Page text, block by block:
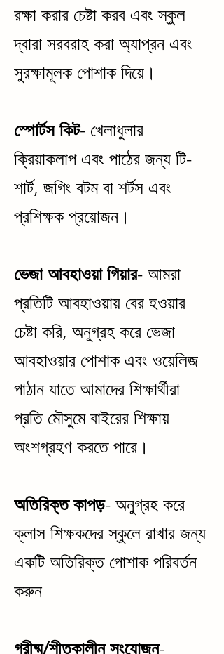
রক্ষা করার চেষ্টা করব এবং স্কুল
দ্বারা সরবরাহ করা অ্যাপ্রন এবং
সুরক্ষামূলক পোশাক দিয়ে।
স্পোর্টস কিট- খেলাধুলার
ক্রিয়াকলাপ এবং পাঠের জন্য টি-
শার্ট, জগিং বটম বা শর্টস এবং
প্রশিক্ষক প্রয়োজন।
ভেজা আবহাওয়া গিয়ার- আমরা
প্রতিটি আবহাওয়ায় বের হওয়ার
চেষ্টা করি, অনুগ্রহ করে ভেজা
আবহাওয়ার পোশাক এবং ওয়েলিজ
পাঠান যাতে আমাদের শিক্ষার্থীরা
প্রতি মৌসুমে বাইরের শিক্ষায়
অংশগ্রহণ করতে পারে।
অতিরিক্ত কাপড়- অনুগ্রহ করে
ক্লাস শিক্ষকদের স্কুলে রাখার জন্য
একটি অতিরিক্ত পোশাক পরিবর্তন
করুন
গ্রীষ্ম/শীতকালীন সংযোজন-